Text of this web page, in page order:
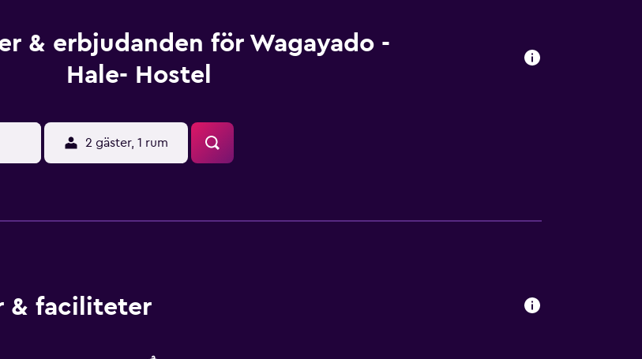
& erbjudanden för Wagayado -
Hale- Hostel
2 gäster, 1 rum
& faciliteter